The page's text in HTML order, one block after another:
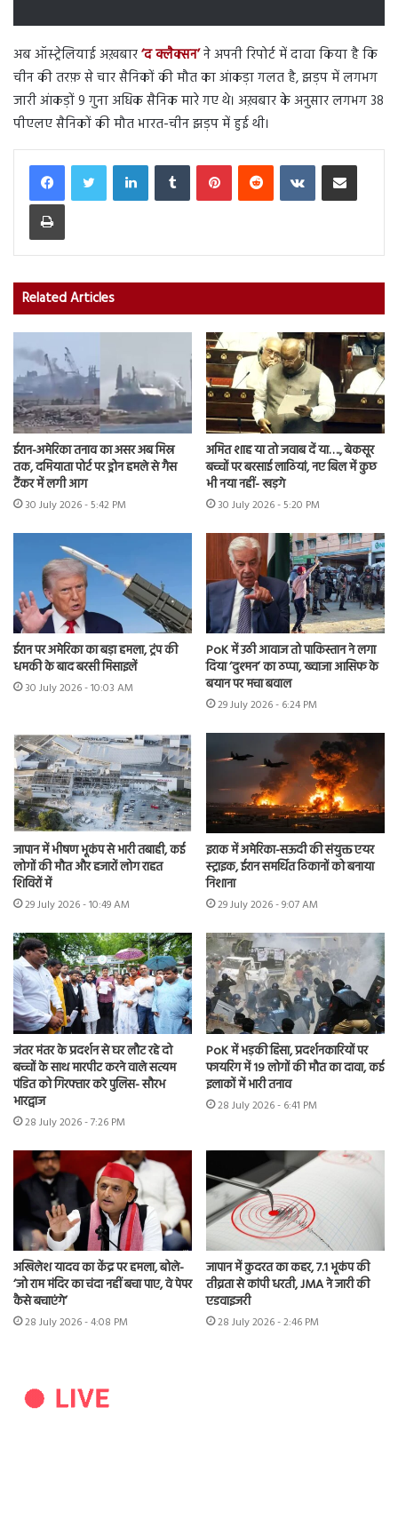
अब ऑस्ट्रेलियाई अख़बार‘द क्लैक्सन’ने अपनी रिपोर्ट में दावा किया है कि
चीन की तरफ़ से चार सैनिकों की मौत का आंकड़ा गलत है, झड़प में लगभग
जारी आंकड़ों 9 गुना अधिक सैनिक मारे गए थे। अख़बार के अनुसार लगभग 38
पीएलए सैनिकों की मौत भारत-चीन झड़प में हुई थी।
LinkedInTumblr PinterestReddit VKontakteShare via Email
Print
Related Articles
ईरान-अमेरिका तनाव का असर अब मिस्र
तक, दमियाता पोर्ट पर ड्रोन हमले से गैस
टैंकर में लगी आग
30 July 2026 - 5:42 PM
अमित शाह या तो जवाब दें या…., बेकसूर
बच्चों पर बरसाई लाठियां, नए बिल में कुछ
भी नया नहीं- खड़गे
30 July 2026 - 5:20 PM
ईरान पर अमेरिका का बड़ा हमला, ट्रंप की
धमकी के बाद बरसी मिसाइलें
30 July 2026 - 10:03 AM
PoK में उठी आवाज तो पाकिस्तान ने लगा
दिया ‘दुश्मन’ का ठप्पा, ख्वाजा आसिफ के
बयान पर मचा बवाल
29 July 2026 - 6:24 PM
जापान में भीषण भूकंप से भारी तबाही, कई
लोगों की मौत और हजारों लोग राहत
शिविरों में
29 July 2026 - 10:49 AM
इराक में अमेरिका-सऊदी की संयुक्त एयर
स्ट्राइक, ईरान समर्थित ठिकानों को बनाया
निशाना
29 July 2026 - 9:07 AM
जंतर मंतर के प्रदर्शन से घर लौट रहे दो
बच्चों के साथ मारपीट करने वाले सत्यम
पंडित को गिरफ्तार करे पुलिस- सौरभ
भारद्वाज
28 July 2026 - 7:26 PM
PoK में भड़की हिंसा, प्रदर्शनकारियों पर
फायरिंग में 19 लोगों की मौत का दावा, कई
इलाकों में भारी तनाव
28 July 2026 - 6:41 PM
अखिलेश यादव का केंद्र पर हमला, बोले-
‘जो राम मंदिर का चंदा नहीं बचा पाए, वे पेपर
कैसे बचाएंगे’
28 July 2026 - 4:08 PM
जापान में कुदरत का कहर, 7.1 भूकंप की
तीव्रता से कांपी धरती, JMA ने जारी की
एडवाइजरी
28 July 2026 - 2:46 PM